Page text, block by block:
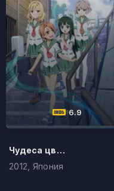
6.9
Чудеса цвета лета
2012, Япония